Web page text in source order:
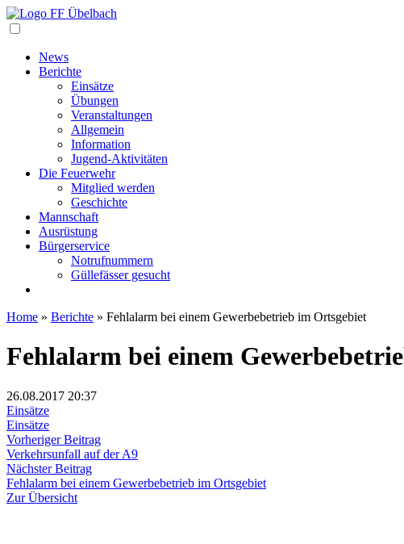
News
Berichte
Einsätze
Übungen
Veranstaltungen
Allgemein
Information
Jugend-Aktivitäten
Die Feuerwehr
Mitglied werden
Geschichte
Mannschaft
Ausrüstung
Bürgerservice
Notrufnummern
Güllefässer gesucht
Home » Berichte » Fehlalarm bei einem Gewerbebetrieb im Ortsgebiet
Fehlalarm bei einem
26.08.2017 20:37
Einsätze
Einsätze
Beitragsnavigation
Vorheriger BeitragVorheriger
Beitrag:
Verkehrsunfall auf der A9
Nächster BeitragNächster
Beitrag:
Fehlalarm bei einem Gewerbebetrieb im Ortsgebiet
Zur Übersicht